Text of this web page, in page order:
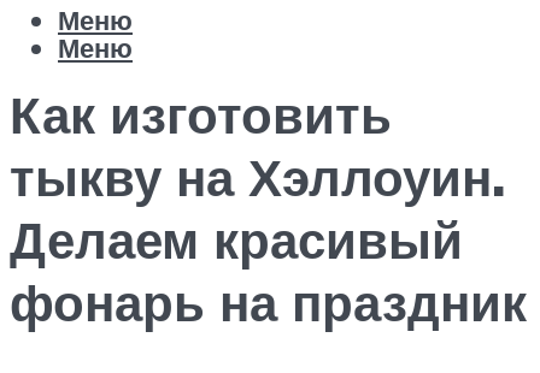
Меню
Меню
Как изготовить
тыкву на Хэллоуин.
Делаем красивый
фонарь на праздник